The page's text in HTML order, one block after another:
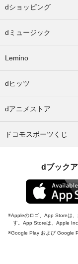
dショッピング
dミュージック
Lemino
dヒッツ
dアニメストア
ドコモスポーツくじ
dブック
Appleのロゴ、App Storeは
す。App Storeは、Apple
Google Play および Google